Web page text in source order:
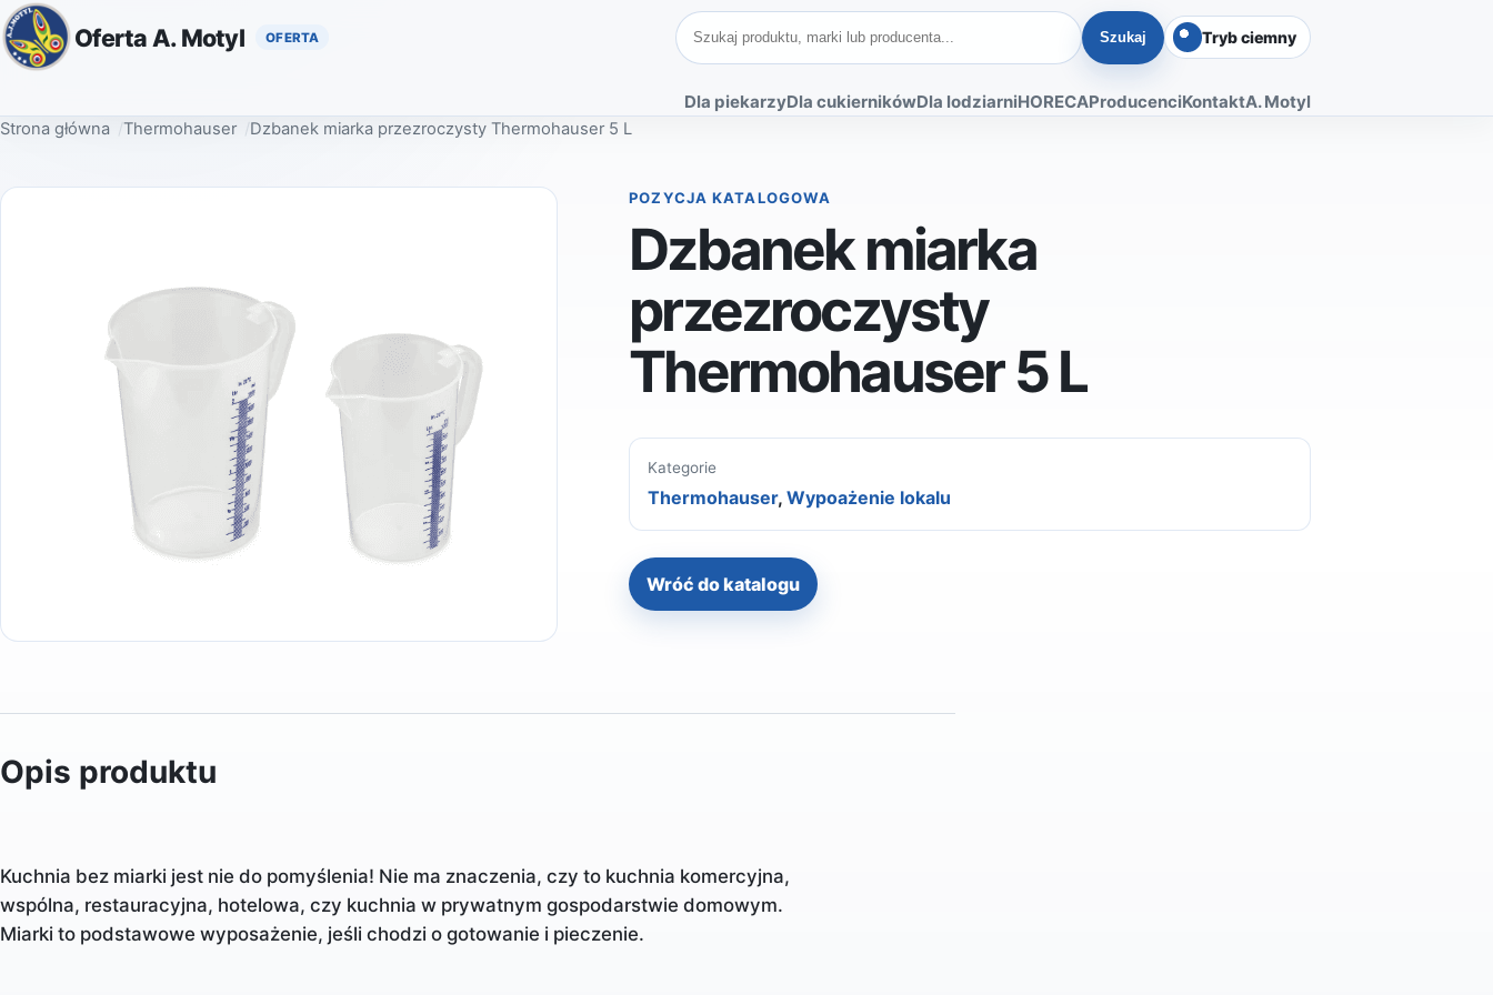
Oferta A. Motyl Szukaj produktów
Szukaj Tryb ciemny
Dla piekarzyDla cukiernikówDla lodziarniHORECAProducenciKontaktA. Motyl
Strona główna Thermohauser Dzbanek miarka przezroczysty Thermohauser 5 L
POZYCJA KATALOGOWA
Dzbanek miarka
przezroczysty
Thermohauser 5 L
Kategorie
Thermohauser,Wypoażenie lokalu
Wróć do katalogu
Opis produktu
Kuchnia bez miarki jest nie do pomyślenia! Nie ma znaczenia, czy to kuchnia komercyjna,
wspólna, restauracyjna, hotelowa, czy kuchnia w prywatnym gospodarstwie domowym.
Miarki to podstawowe wyposażenie, jeśli chodzi o gotowanie i pieczenie.